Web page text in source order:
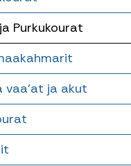
Purkukourat
vaa’at ja akut